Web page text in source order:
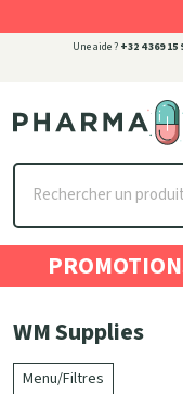
Une aide ? +32 4 369 15
Pharmaone Votre
WM Supplies
Menu/Filtres